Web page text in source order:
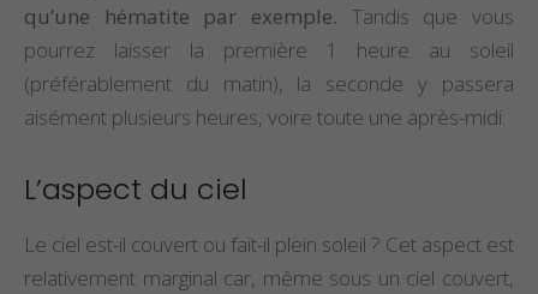
qu’une hématite par exemple. Tandis que vous
pourrez laisser la première 1 heure au soleil
(préférablement du matin), la seconde y passera
aisément plusieurs heures, voire toute une après-midi.
L’aspect du ciel
Le ciel est-il couvert ou fait-il plein soleil ? Cet aspect est
relativement marginal car, même sous un ciel couvert,